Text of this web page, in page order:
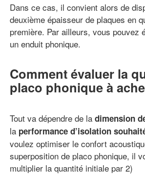
Dans ce cas, il convient alors de
deuxième épaisseur de plaques en
première. Par ailleurs, vous pouvez
un enduit phonique.
Comment évaluer la
placo phonique à
Tout va dépendre de la dimension
la performance d’isolation
voulez optimiser le confort
superposition de placo phonique, il
multiplier la quantité initiale par 2)